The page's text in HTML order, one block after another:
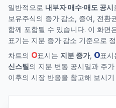
일반적으로 내부자 매수·매도 공시
보유주식의 증가·감소, 증여, 전
함께 포함될 수 있습니다. 이 화면
표기는 지분 증가·감소 기준으로
차트의 O표시는 지분 증가, O표시
신스틸의 지분 변동 공시일과 주
이후의 시장 반응을 참고해 보시기